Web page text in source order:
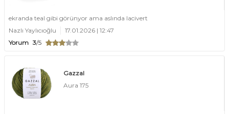
ekranda teal gibi görünyor ama aslında lacivert
Nazlı Yaylıcıoğlu
17.01.2026 | 12:47
Yorum 3/5
Gazzal
Aura 175